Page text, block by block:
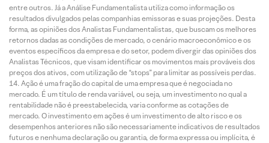
entre outros. Já a Análise Fundamentalista utiliza como informação os
resultados divulgados pelas companhias emissoras e suas projeções. Desta
forma, as opiniões dos Analistas Fundamentalistas, que buscam os melhores
retornos dadas as condições de mercado, o cenário macroeconômico e os
eventos específicos da empresa e do setor, podem divergir das opiniões dos
Analistas Técnicos, que visam identificar os movimentos mais prováveis dos
preços dos ativos, com utilização de “stops” para limitar as possíveis perdas.
Ação é uma fração do capital de uma empresa que é negociada no
mercado. É um título de renda variável, ou seja, um investimento no qual a
rentabilidade não é preestabelecida, varia conforme as cotações de
mercado. O investimento em ações é um investimento de alto risco e os
desempenhos anteriores não são necessariamente indicativos de resultados
futuros e nenhuma declaração ou garantia, de forma expressa ou implícita, é